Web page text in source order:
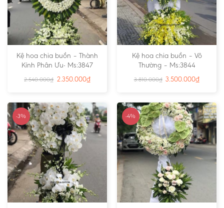
Kệ hoa chia buồn – Thành
Kính Phân Ưu- Ms:3847
2.540.000₫ 2.350.000₫
Kệ hoa chia buồn – Vô
Thường – Ms:3844
3.810.000₫ 3.500.000₫
-3% -4%